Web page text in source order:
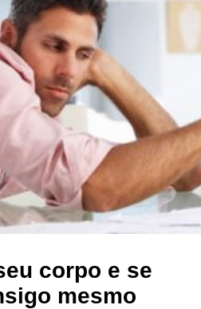
corpo e se
mesmo